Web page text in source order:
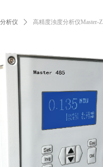
析仪 ꄲ 高精度浊度分析仪Master-